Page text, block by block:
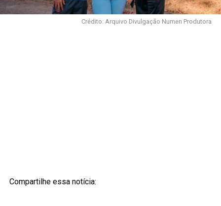
Crédito: Arquivo Divulgação Numen Produtora
Compartilhe essa notícia: